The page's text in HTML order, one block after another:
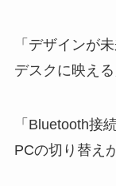
「デザインが
デスクに映える
「Bluetooth接
PCの切り替え